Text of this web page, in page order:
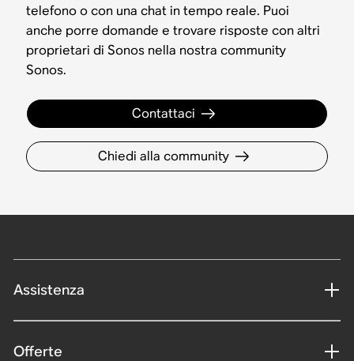
telefono o con una chat in tempo reale. Puoi
anche porre domande e trovare risposte con altri
proprietari di Sonos nella nostra community
Sonos.
Contattaci
Chiedi alla community
Assistenza
Offerte